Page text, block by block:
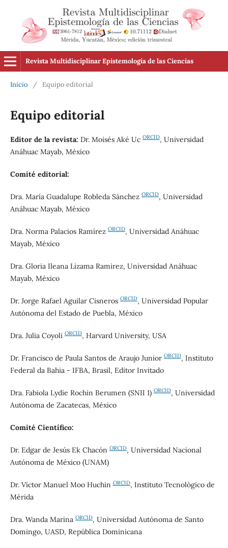
Revista Multidisciplinar Epistemología de las Ciencias
Inicio / Equipo editorial
Equipo editorial
Editor de la revista: Dr. Moisés Aké Uc ORCID, Universidad
Anáhuac Mayab, México
Comité editorial:
Dra. María Guadalupe Robleda Sánchez ORCID, Universidad
Anáhuac Mayab, México
Dra. Norma Palacios Ramírez ORCID, Universidad Anáhuac
Mayab, México
Dra. Gloria Ileana Lizama Ramirez, Universidad Anáhuac
Mayab, México
Dr. Jorge Rafael Aguilar Cisneros ORCID, Universidad Popular
Autónoma del Estado de Puebla, México
Dra. Julia Coyoli ORCID, Harvard University, USA
Dr. Francisco de Paula Santos de Araujo Junior ORCID, Instituto
Federal da Bahia - IFBA, Brasil, Editor Invitado
Dra. Fabiola Lydie Rochin Berumen (SNII 1) ORCID, Universidad
Autónoma de Zacatecas, México
Comité Científico:
Dr. Edgar de Jesús Ek Chacón ORCID, Universidad Nacional
Autónoma de México (UNAM)
Dr. Víctor Manuel Moo Huchin ORCID, Instituto Tecnológico de
Mérida
Dra. Wanda Marina ORCID, Universidad Autónoma de Santo
Domingo, UASD, República Dominicana